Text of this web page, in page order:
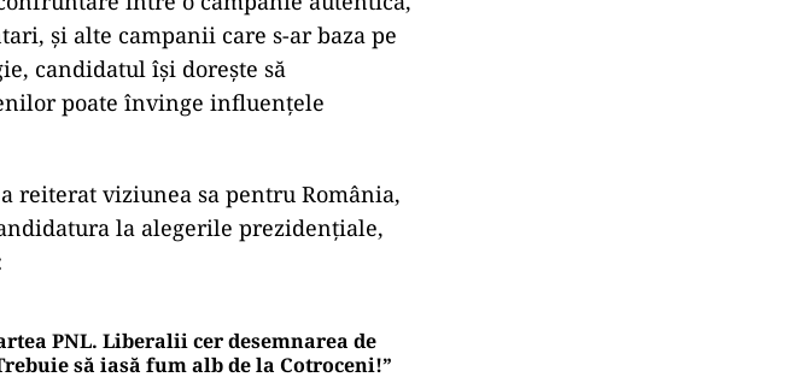
și alte campanii care s-ar baza pe
candidatul își dorește să
poate învinge influențele
reiterat viziunea sa pentru România,
la alegerile prezidențiale,
PNL. Liberalii cer desemnarea de
să iasă fum alb de la Cotroceni!”